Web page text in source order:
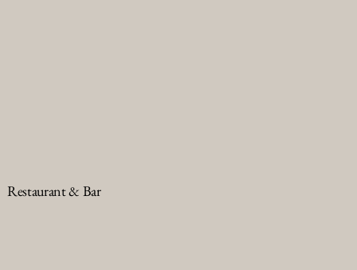
Restaurant & Bar